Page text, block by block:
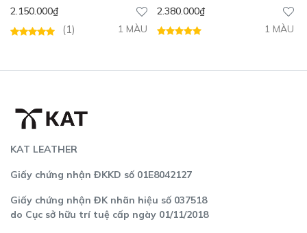
2.150.000₫
hạng5.005
(1) 1 MÀU
2.380.000₫
1 MÀU
KAT LEATHER
Giấy chứng nhận ĐKKD số 01E8042127
Giấy chứng nhận ĐK nhãn hiệu số 037518
do Cục sở hữu trí tuệ cấp ngày 01/11/2018